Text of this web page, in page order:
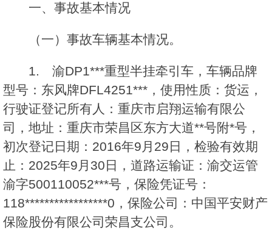
一、事故基本情况
（一）事故车辆基本情况。
1. 渝DP1***重型半挂牵引车，车辆品牌
型号：东风牌DFL4251***，使用性质：货运，
行驶证登记所有人：重庆市启翔运输有限公
司，地址：重庆市荣昌区东方大道**号附*号，
初次登记日期：2016年9月29日，检验有效期
止：2025年9月30日，道路运输证：渝交运管
渝字500110052***号，保险凭证号：
118*****************0，保险公司：中国平安财产
保险股份有限公司荣昌支公司。